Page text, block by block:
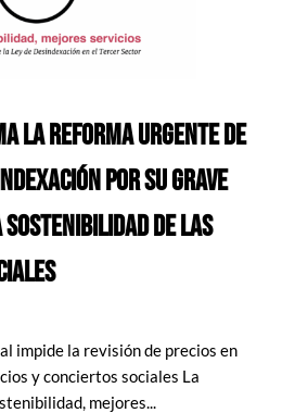
LA REFORMA URGENTE DE
POR SU GRAVE
DE LAS
impide la revisión de precios en
y conciertos sociales La
mejores...